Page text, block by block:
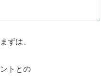
ずは、
トとの